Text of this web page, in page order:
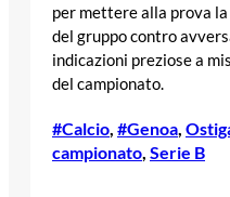
per mettere alla prova
del gruppo contro
indicazioni preziose a
del campionato.
#Calcio #Genoa
campionato Serie B